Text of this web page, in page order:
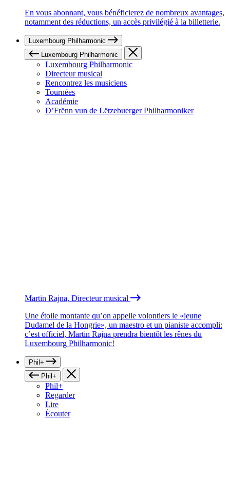
En vous abonnant, vous bénéficierez de nombreux avantages,
notamment des réductions, un accès privilégié à la billetterie.
Luxembourg Philharmonic
Luxembourg Philharmonic
Luxembourg Philharmonic
Directeur musical
Rencontrez les musiciens
Tournées
Académie
D’Frënn vun de Lëtzebuerger Philharmoniker
Martin Rajna, Directeur musical
Une étoile montante qu’on appelle volontiers le «jeune
Dudamel de la Hongrie», un maestro et un pianiste accompli:
c’est officiel, Martin Rajna prendra bientôt les rênes du
Luxembourg Philharmonic!
Phil+
Phil+
Phil+
Regarder
Lire
Écouter